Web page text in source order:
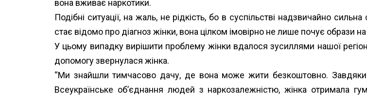
вона вживає наркотики.
Подібні ситуації, на жаль, не рідкість, бо в суспільстві надзвичайно
стає відомо про діагноз жінки, вона цілком імовірно не лише почує образи
У цьому випадку вирішити проблему жінки вдалося зусиллями нашої
допомогу звернулася жінка.
“Ми знайшли тимчасово дачу, де вона може жити безкоштовно. Завдяки
Всеукраїнське об’єднання людей з наркозалежністю, жінка отримала